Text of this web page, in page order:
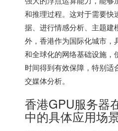
和推理过程。这对于需要快
据、进行情感分析、主题建
外，香港作为国际化城市，
和全球化的网络基础设施，
时间得到有效保障，特别适
交媒体分析。
香港GPU服务器
中的具体应用场